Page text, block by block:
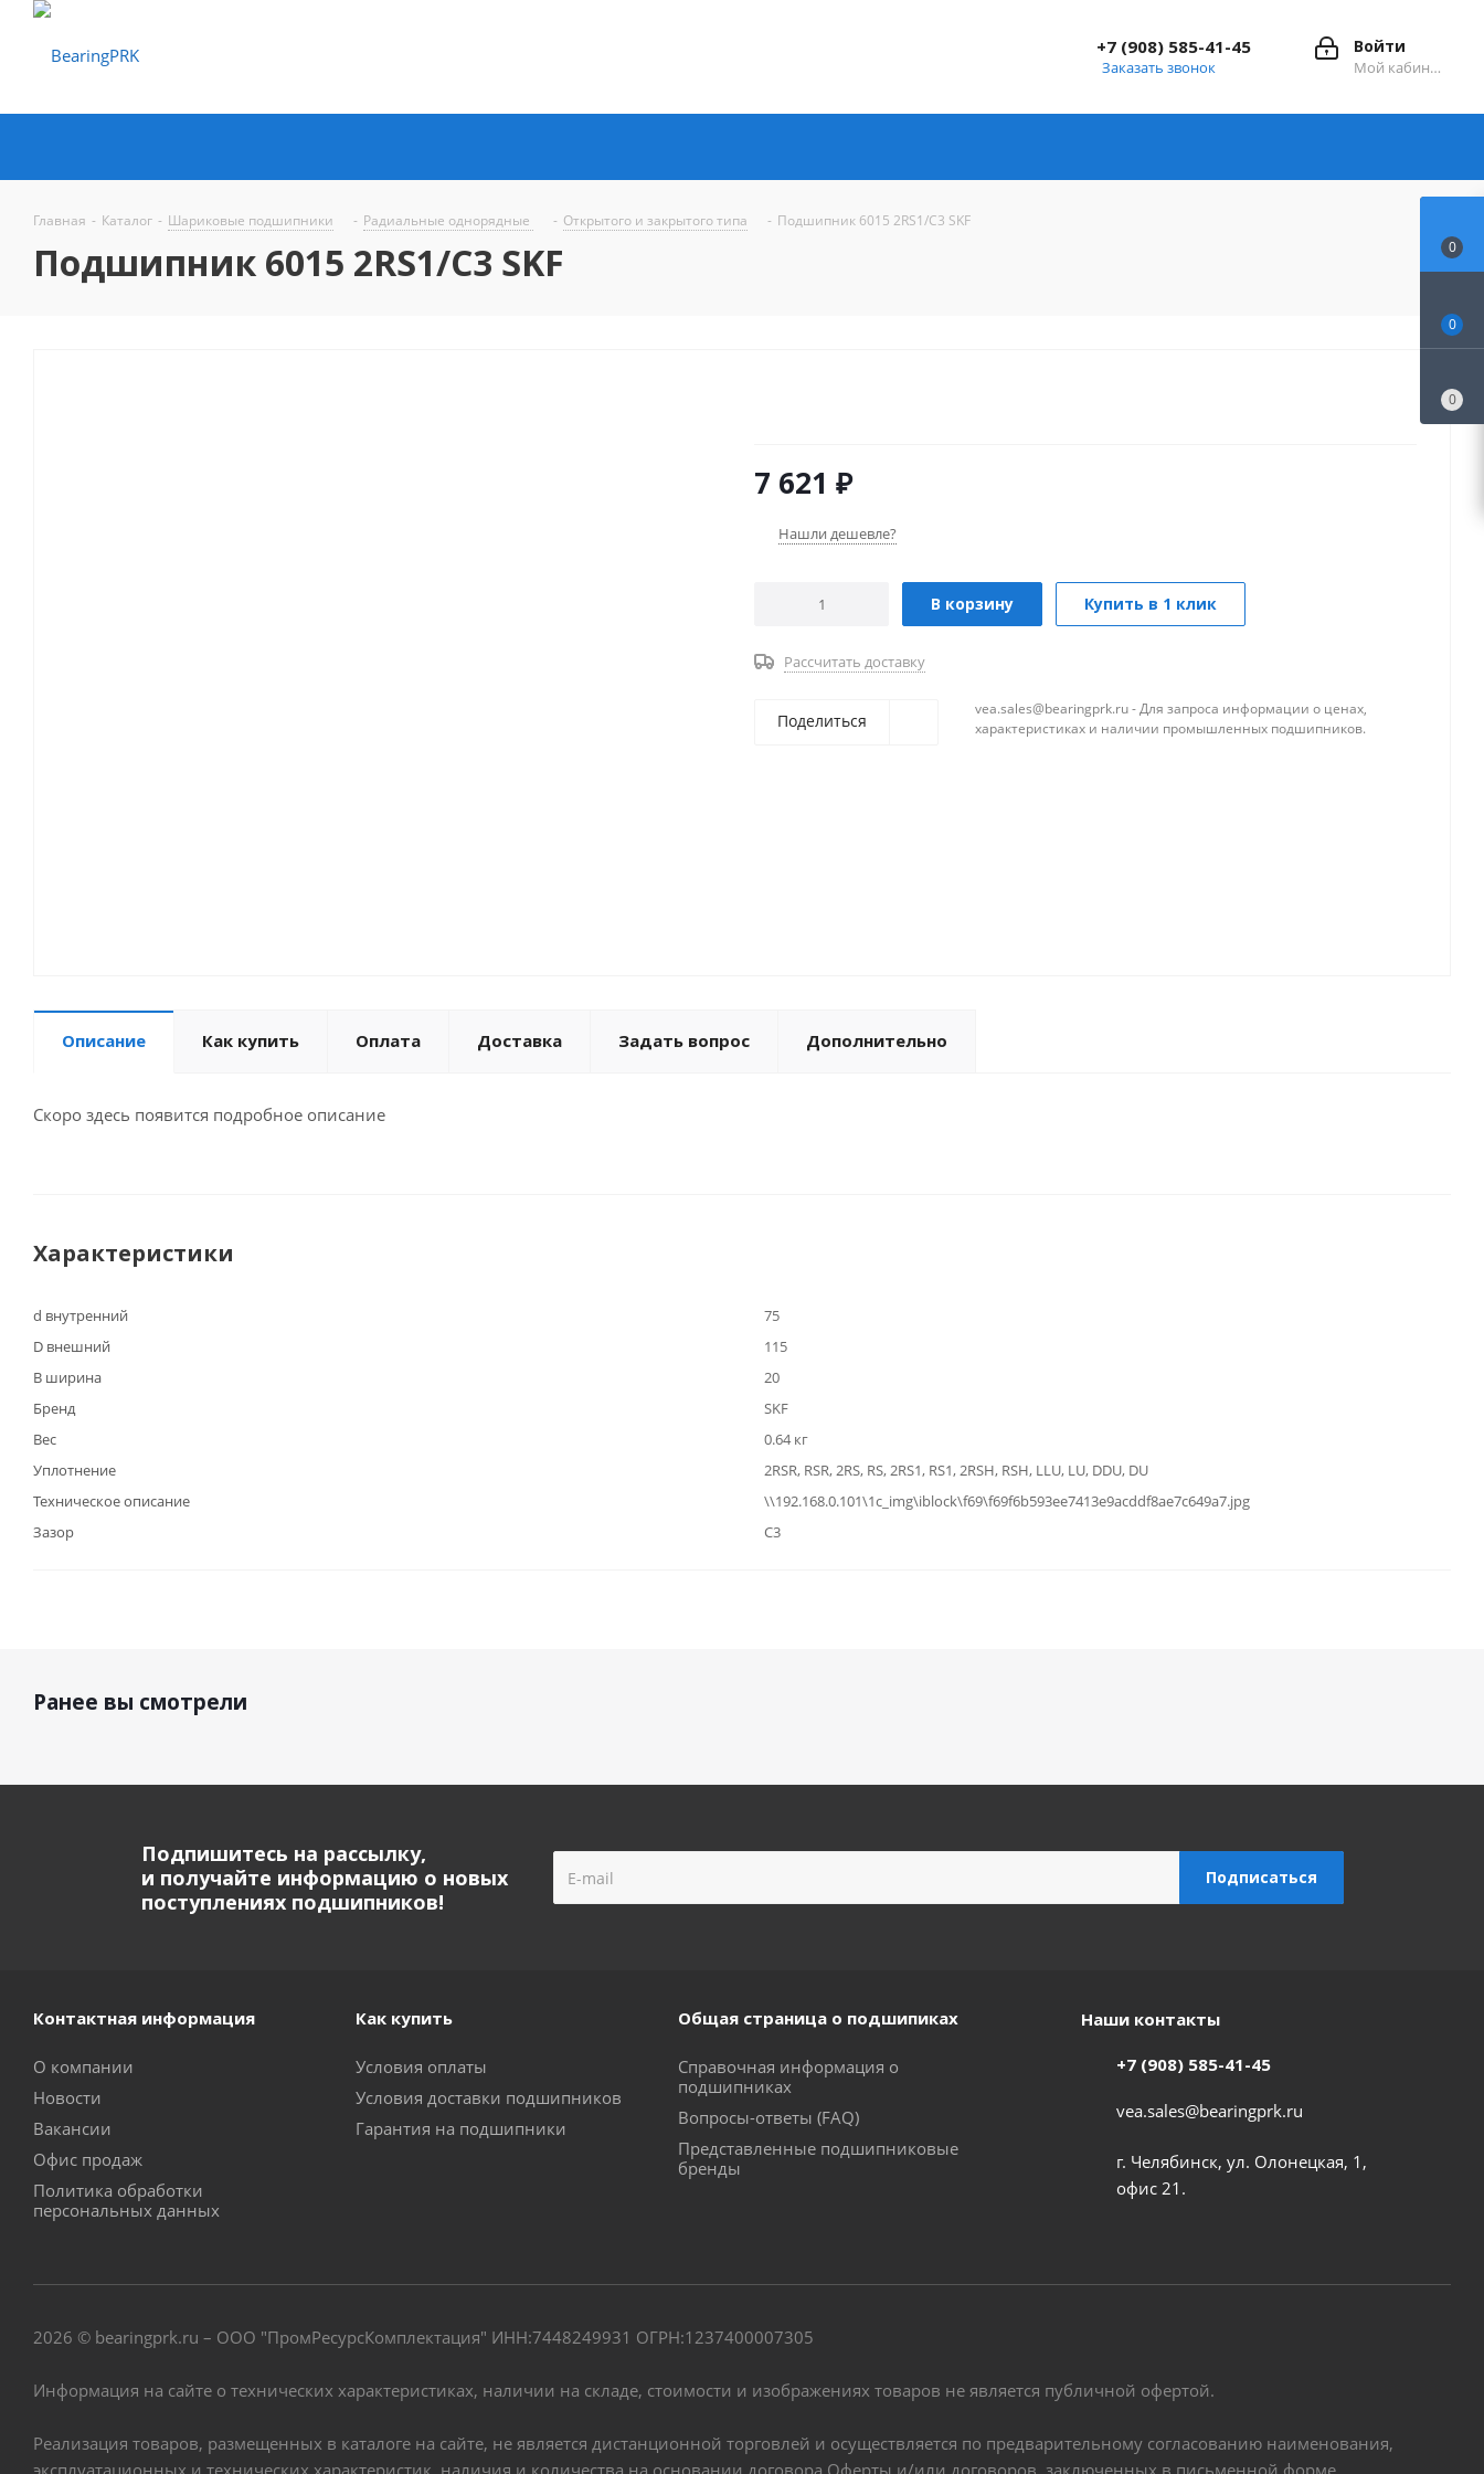
Войти
Мой кабинет
+7 (908) 585-41-45
Заказать звонок
Главная - Каталог - Шариковые подшипники - Радиальные однорядные - Открытого и закрытого типа - Подшипник 6015 2RS1/C3 SKF
Подшипник 6015 2RS1/C3 SKF
7 621 ₽
Нашли дешевле?
В корзину Купить в 1 клик
Рассчитать доставку
Поделиться
vea.sales@bearingprk.ru - Для запроса информации о ценах,
характеристиках и наличии промышленных подшипников.
Описание Как купить Оплата Доставка Задать вопрос Дополнительно
Скоро здесь появится подробное описание
Характеристики
d внутренний
75
D внешний
115
B ширина
20
Бренд
SKF
Вес
0.64 кг
Уплотнение
2RSR, RSR, 2RS, RS, 2RS1, RS1, 2RSH, RSH, LLU, LU, DDU, DU
Техническое описание
\\192.168.0.101\1c_img\iblock\f69\f69f6b593ee7413e9acddf8ae7c649a7.jpg
Зазор
C3
Ранее вы смотрели
Подпишитесь на рассылку,
и получайте информацию о новых
поступлениях подшипников!
Контактная информация
О компании
Новости
Вакансии
Офис продаж
Политика обработки
персональных данных
Как купить
Условия оплаты
Условия доставки подшипников
Гарантия на подшипники
Общая страница о подшипиках
Справочная информация о
подшипниках
Вопросы-ответы (FAQ)
Представленные подшипниковые
бренды
Наши контакты
+7 (908) 585-41-45
vea.sales@bearingprk.ru
г. Челябинск, ул. Олонецкая, 1,
офис 21.
2026 © bearingprk.ru – ООО "ПромРесурсКомплектация" ИНН:7448249931 ОГРН:1237400007305
Информация на сайте о технических характеристиках, наличии на складе, стоимости и изображениях товаров не является публичной офертой.
Реализация товаров, размещенных в каталоге на сайте, не является дистанционной торговлей и осуществляется по предварительному согласованию наименования,
эксплуатационных и технических характеристик, наличия и количества на основании договора Оферты и/или договоров, заключенных в письменной форме.
0
0
0